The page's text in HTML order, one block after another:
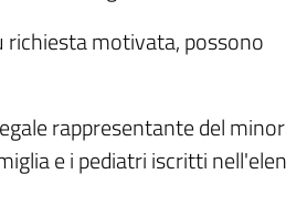
richiesta motivata, possono
rappresentante del
e i pediatri iscritti